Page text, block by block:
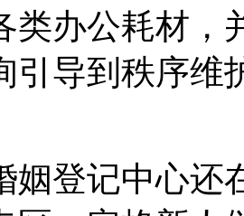
类办公耗材，
引导到秩序维
姻登记中心还